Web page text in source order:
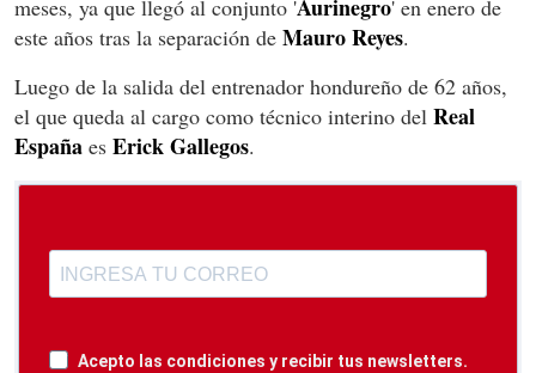
meses, ya que llegó al conjunto 'Aurinegro' en enero de
este años tras la separación de Mauro Reyes.
Luego de la salida del entrenador hondureño de 62 años,
el que queda al cargo como técnico interino del Real
España es Erick Gallegos.
Acepto las condiciones y recibir tus newsletters.